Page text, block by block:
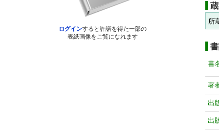
ログインすると許諾を得た一部の
表紙画像をご覧になれます
所
書
著
出
出